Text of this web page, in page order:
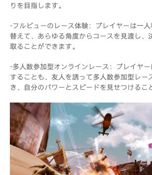
りを目指します。
-フルビューのレース体験：プレイヤーは一
替えて、あらゆる角度からコースを見渡し、
取ることができます。
-多人数参加型オンラインレース：プレイヤ
することも、友人を誘って多人数参加型レー
き、自分のパワーとスピードを見せつけるこ